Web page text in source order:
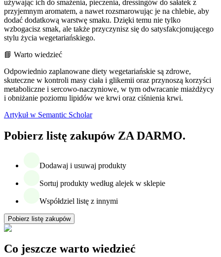
używając ich do smażenia, pieczenia, dressingów do sałatek z
przyjemnym aromatem, a nawet rozsmarowując je na chlebie, aby
dodać dodatkową warstwę smaku. Dzięki temu nie tylko
wzbogacisz smak, ale także przyczynisz się do satysfakcjonującego
stylu życia wegetariańskiego.
📘 Warto wiedzieć
Odpowiednio zaplanowane diety wegetariańskie są zdrowe,
skuteczne w kontroli masy ciała i glikemii oraz przynoszą korzyści
metaboliczne i sercowo-naczyniowe, w tym odwracanie miażdżycy
i obniżanie poziomu lipidów we krwi oraz ciśnienia krwi.
Artykuł w Semantic Scholar
Pobierz listę zakupów ZA DARMO.
Dodawaj i usuwaj produkty
Sortuj produkty według alejek w sklepie
Współdziel listę z innymi
Pobierz listę zakupów
Co jeszcze warto wiedzieć